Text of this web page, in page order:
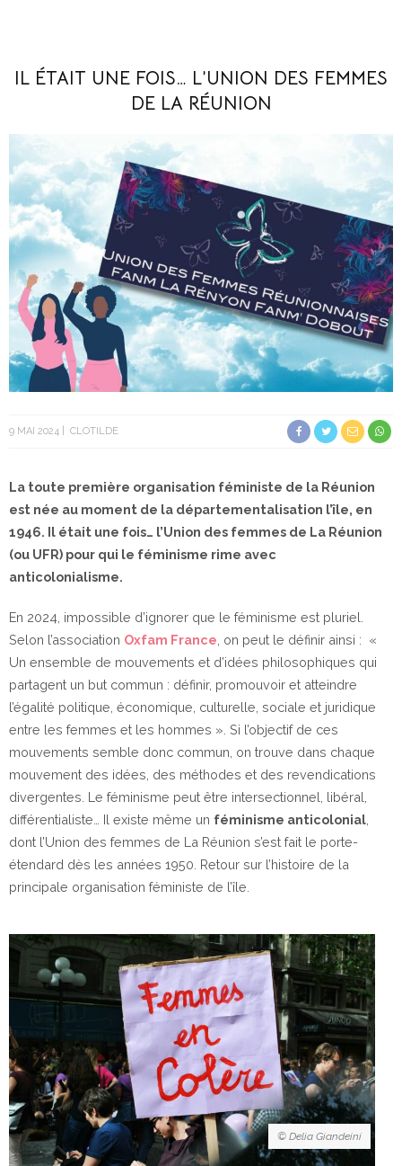
IL ÉTAIT UNE FOIS… L’UNION DES FEMMES
DE LA RÉUNION
9 MAI 2024 CLOTILDE
La toute première organisation féministe de la Réunion
est née au moment de la départementalisation l’île, en
1946. Il était une fois… l’Union des femmes de La Réunion
(ou UFR) pour qui le féminisme rime avec
anticolonialisme.
En 2024, impossible d’ignorer que le féminisme est pluriel.
Selon l’association Oxfam France , on peut le définir ainsi : «
Un ensemble de mouvements et d’idées philosophiques qui
partagent un but commun : définir, promouvoir et atteindre
l’égalité politique, économique, culturelle, sociale et juridique
entre les femmes et les hommes ». Si l’objectif de ces
mouvements semble donc commun, on trouve dans chaque
mouvement des idées, des méthodes et des revendications
divergentes. Le féminisme peut être intersectionnel, libéral,
différentialiste… Il existe même un féminisme anticolonial
dont l’Union des femmes de La Réunion s’est fait le porte-
étendard dès les années 1950. Retour sur l’histoire de la
principale organisation féministe de l’île.
© Delia Giandeini